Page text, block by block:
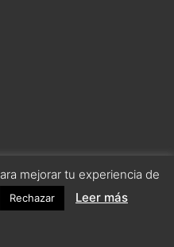
mejorar tu experiencia de
Rechazar Leer más